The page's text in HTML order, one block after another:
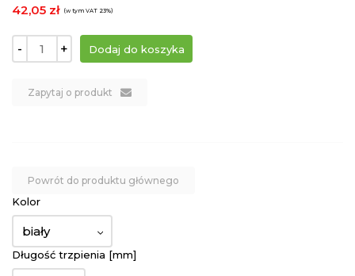
42,05 zł (w tym VAT 23%)
- +
Zapytaj o produkt
Powrót do produktu głównego
Kolor
biały
Długość trzpienia [mm]